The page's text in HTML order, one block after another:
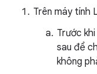
Trên máy tính
Trước
sau để
không